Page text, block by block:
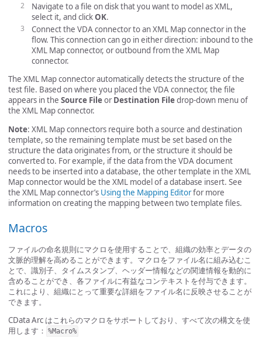
Navigate to a file on disk that you want to model as XML,
select it, and clickOK.
Connect the VDA connector to an XML Map connector in the
flow. This connection can go in either direction: inbound to the
XML Map connector, or outbound from the XML Map
connector.
The XML Map connector automatically detects the structure of the
test file. Based on where you placed the VDA connector, the file
appears in the Source FileorDestination Filedrop-down menu of
the XML Map connector.
Note: XML Map connectors require both a source and destination
template, so the remaining template must be set based on the
structure the data originates from, or the structure it should be
converted to. For example, if the data from the VDA document
needs to be inserted into a database, the other template in the XML
Map connector would be the XML model of a database insert. See
the XML Map connector’s Using the Mapping Editorfor more
information on creating the mapping between two template files.
Macros
ファイルの命名規則にマクロを使用することで、組織の効率とデータの
文脈的理解を高めることができます。マクロをファイル名に組み込むこ
とで、識別子、タイムスタンプ、ヘッダー情報などの関連情報を動的に
含めることができ、各ファイルに有益なコンテキストを付与できます。
これにより、組織にとって重要な詳細をファイル名に反映させることが
できます。
CData Arc はこれらのマクロをサポートしており、すべて次の構文を使
用します： %Macro%